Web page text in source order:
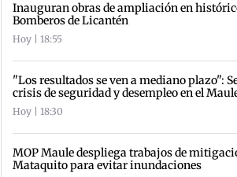
Inauguran obras de ampliación en
Bomberos de Licantén
Hoy | 18:55
"Los resultados se ven a mediano plazo":
crisis de seguridad y desempleo en el
Hoy | 18:30
MOP Maule despliega trabajos de
Mataquito para evitar inundaciones